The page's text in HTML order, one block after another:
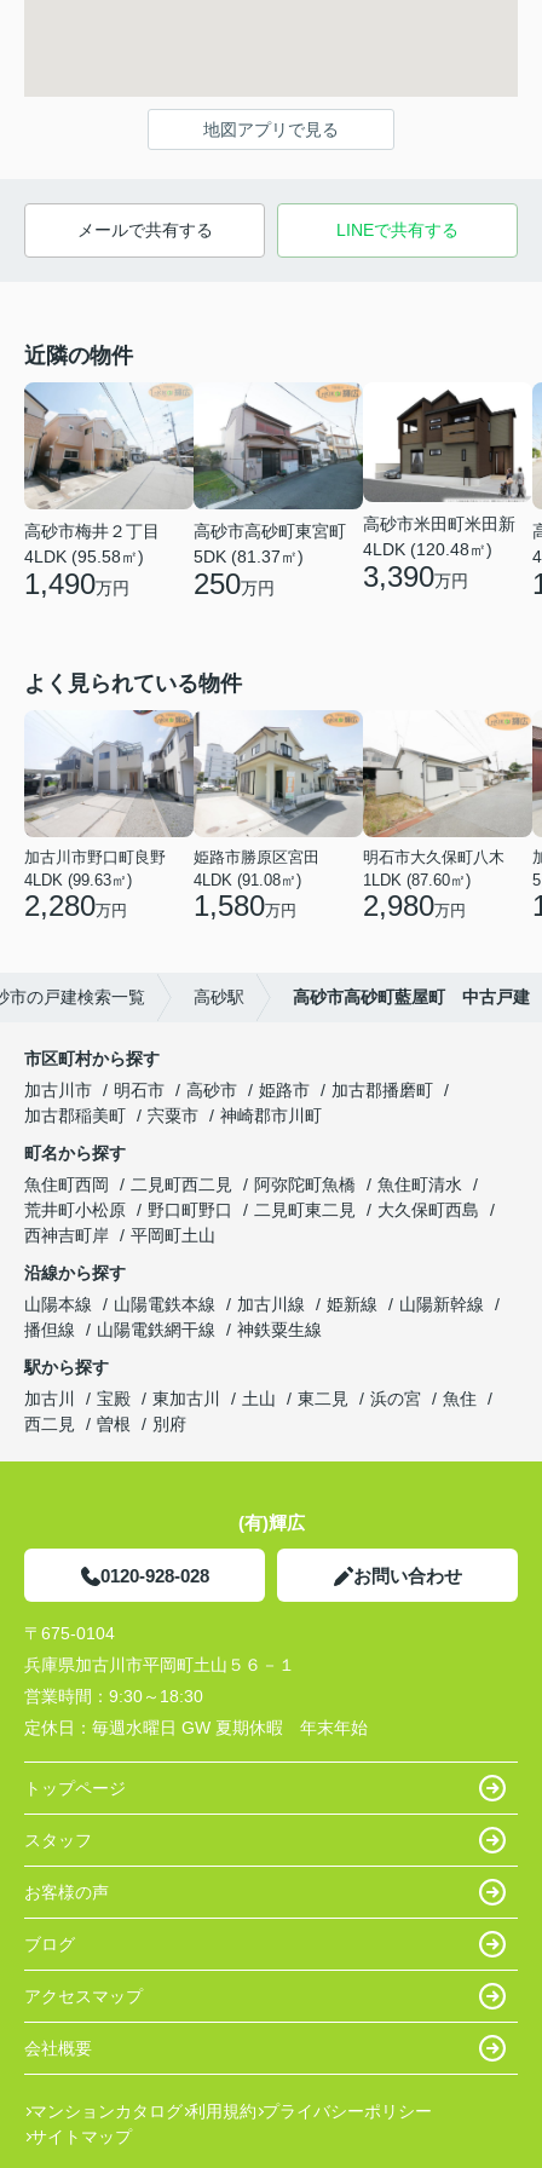
地図アプリで見る
メールで共有する LINEで共有する
近隣の物件
高砂市梅井２丁目
4LDK (95.58㎡)
1,490万円
高砂市高砂町東宮町
5DK (81.37㎡)
250万円
高砂市米田町米田新
4LDK (120.48㎡)
3,390万円
よく見られている物件
加古川市野口町良野
4LDK (99.63㎡)
2,280万円
姫路市勝原区宮田
4LDK (91.08㎡)
1,580万円
明石市大久保町八木
1LDK (87.60㎡)
2,980万円
市の戸建検索一覧 高砂駅 高砂市高砂町藍屋町 中古戸建
市区町村から探す
加古川市
明石市 高砂市 姫路市
加古郡播磨町
加古郡稲美町
宍粟市
神崎郡市川町
町名から探す
魚住町西岡
二見町西二見 阿弥陀町魚橋
魚住町清水
荒井町小松原
野口町野口 二見町東二見
大久保町西島
西神吉町岸
平岡町土山
沿線から探す
山陽本線
山陽電鉄本線 加古川線 姫新線
山陽新幹線
播但線
山陽電鉄網干線
神鉄粟生線
駅から探す
加古川
宝殿 東加古川 土山 東二見 浜の宮
魚住
西二見
曽根 別府
(有)輝広
0120-928-028 お問い合わせ
〒675-0104
兵庫県加古川市平岡町土山５６－１
営業時間： 9:30～18:30
定休日： 毎週水曜日 GW 夏期休暇 年末年始
トップページ
スタッフ
お客様の声
ブログ
アクセスマップ
会社概要
マンションカタログ 利用規約 プライバシーポリシー
サイトマップ